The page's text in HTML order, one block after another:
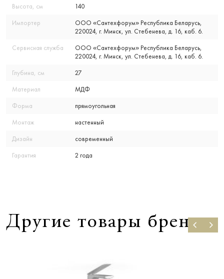
Высота, см 140
Импортер
ООО «Сантехфорум» Республика Беларусь,
220024, г. Минск, ул. Стебенева, д. 16, каб. 6.
Сервисная служба
ООО «Сантехфорум» Республика Беларусь,
220024, г. Минск, ул. Стебенева, д. 16, каб. 6.
Глубина, см 27
Материал МДФ
Форма прямоугольная
Монтаж настенный
Дизайн современный
Гарантия 2 года
Другие товары бренда